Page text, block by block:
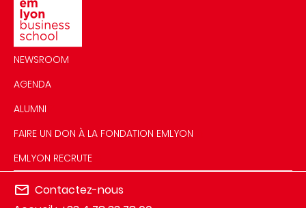
NEWSROOM
AGENDA
ALUMNI
FAIRE UN DON À LA FONDATION EMLYON
EMLYON RECRUTE
Contactez-nous